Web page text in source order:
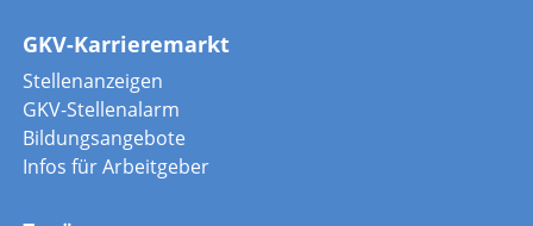
GKV-Karrieremarkt
Stellenanzeigen
GKV-Stellenalarm
Bildungsangebote
Infos für Arbeitgeber